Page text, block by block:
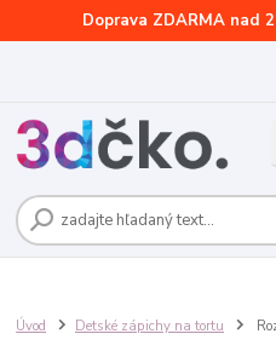
Doprava ZDARMA nad
Úvod Detské zápichy na tortu